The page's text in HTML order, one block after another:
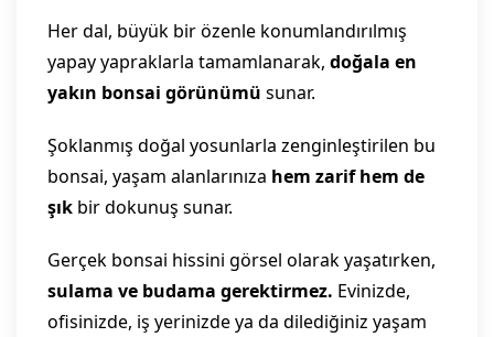
Her dal, büyük bir özenle konumlandırılmış
yapay yapraklarla tamamlanarak, doğala en
yakın bonsai görünümü sunar.
Şoklanmış doğal yosunlarla zenginleştirilen bu
bonsai, yaşam alanlarınıza hem zarif hem de
şık bir dokunuş sunar.
Gerçek bonsai hissini görsel olarak yaşatırken,
sulama ve budama gerektirmez. Evinizde,
ofisinizde, iş yerinizde ya da dilediğiniz yaşam